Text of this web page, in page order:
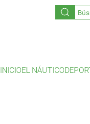
INICIOEL NÁUTICO